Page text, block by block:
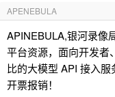
APENEBULA
APINEBULA,银河录像
平台资源，面向开发者
比的大模型 API 接入
开票报销！